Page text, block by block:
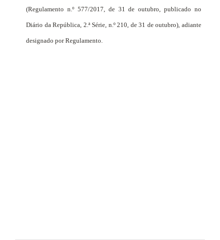
(Regulamento n.º 577/2017, de 31 de outubro, publicado no
Diário da República, 2.ª Série, n.º 210, de 31 de outubro), adiante
designado por Regulamento.